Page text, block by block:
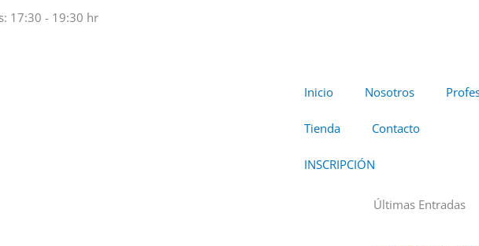
17:30 - 19:30 hr
Inicio Nosotros
Tienda Contacto
INSCRIPCIÓN
Últimas Entradas